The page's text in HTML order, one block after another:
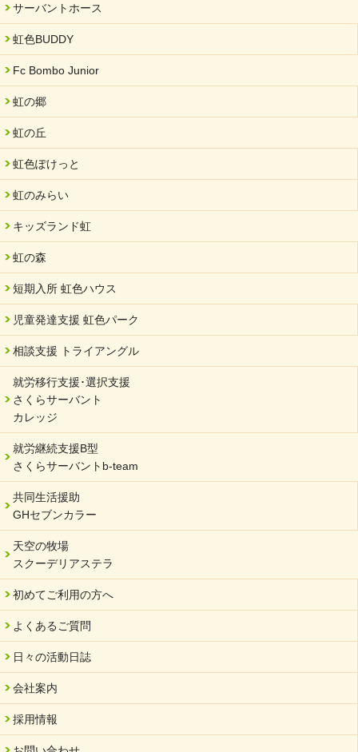
サーバントホース
虹色BUDDY
Fc Bombo Junior
虹の郷
虹の丘
虹色ぽけっと
虹のみらい
キッズランド虹
虹の森
短期入所 虹色ハウス
児童発達支援 虹色パーク
相談支援 トライアングル
就労移行支援･選択支援
さくらサーバント
カレッジ
就労継続支援B型
さくらサーバントb-team
共同生活援助
GHセブンカラー
天空の牧場
スクーデリアステラ
初めてご利用の方へ
よくあるご質問
日々の活動日誌
会社案内
採用情報